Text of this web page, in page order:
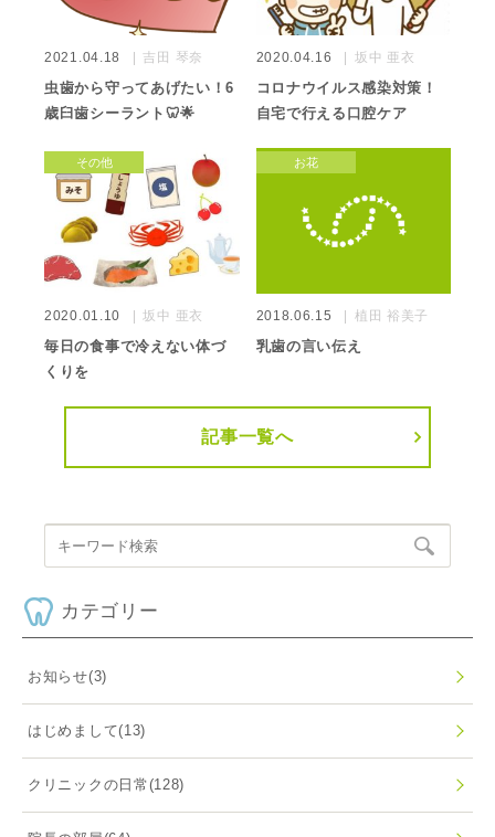
2021.04.18 吉田 琴奈
虫歯から守ってあげたい！6
歳臼歯シーラント🦷🌟
2020.04.16 坂中 亜衣
コロナウイルス感染対策！
自宅で行える口腔ケア
その他
2020.01.10 坂中 亜衣
毎日の食事で冷えない体づ
くりを
お花
2018.06.15 植田 裕美子
乳歯の言い伝え
記事一覧へ
カテゴリー
お知らせ(3)
はじめまして(13)
クリニックの日常(128)